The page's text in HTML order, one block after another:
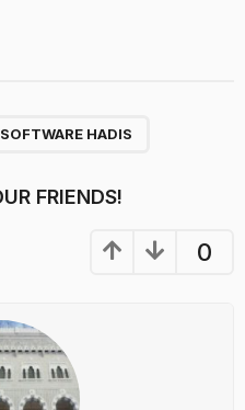
SOFTWARE HADIS
FRIENDS!
0